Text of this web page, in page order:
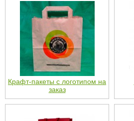
Крафт-пакеты с логотипом на
заказ